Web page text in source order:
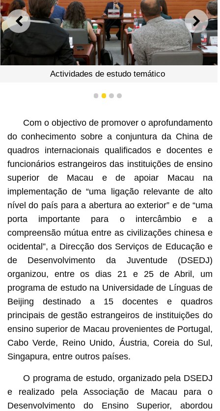
ANTERIOR
Actividades de estudo temático
1 2 3 4
Com o objectivo de promover o aprofundamento
do conhecimento sobre a conjuntura da China de
quadros internacionais qualificados e docentes e
funcionários estrangeiros das instituições de ensino
superior de Macau e de apoiar Macau na
implementação de “uma ligação relevante de alto
nível do país para a abertura ao exterior” e de “uma
porta importante para o intercâmbio e a
compreensão mútua entre as civilizações chinesa e
ocidental”, a Direcção dos Serviços de Educação e
de Desenvolvimento da Juventude (DSEDJ)
organizou, entre os dias 21 e 25 de Abril, um
programa de estudo na Universidade de Línguas de
Beijing destinado a 15 docentes e quadros
principais de gestão estrangeiros de instituições do
ensino superior de Macau provenientes de Portugal,
Cabo Verde, Reino Unido, Áustria, Coreia do Sul,
Singapura, entre outros países.
O programa de estudo, organizado pela DSEDJ
e realizado pela Associação de Macau para o
Desenvolvimento do Ensino Superior, abordou